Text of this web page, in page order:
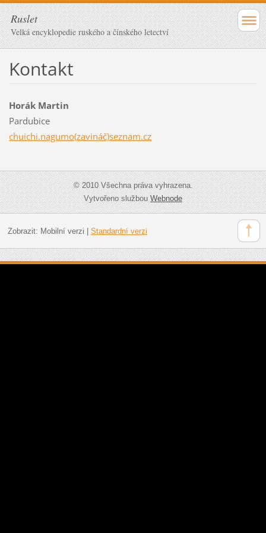
Ruslet
Velká encyklopedie ruského a čínského letectví
Kontakt
Horák Martin
Pardubice
chuichi.nagumo(zavináč)seznam.cz
© 2010 Všechna práva vyhrazena.
Vytvořeno službouWebnode
Zobrazit: Mobilní verzi Standardní verzi